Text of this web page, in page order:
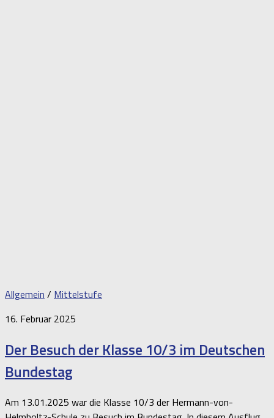
Allgemein / Mittelstufe
16. Februar 2025
Der Besuch der Klasse 10/3 im Deutschen
Bundestag
Am 13.01.2025 war die Klasse 10/3 der Hermann-von-